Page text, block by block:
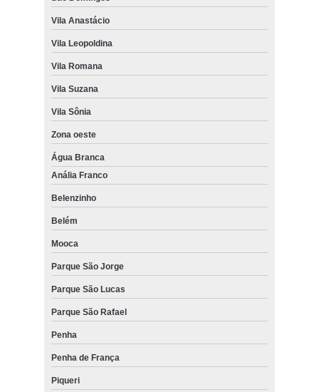
Vila Anastácio
Vila Leopoldina
Vila Romana
Vila Suzana
Vila Sônia
Zona oeste
Água Branca
Anália Franco
Belenzinho
Belém
Mooca
Parque São Jorge
Parque São Lucas
Parque São Rafael
Penha
Penha de França
Piqueri